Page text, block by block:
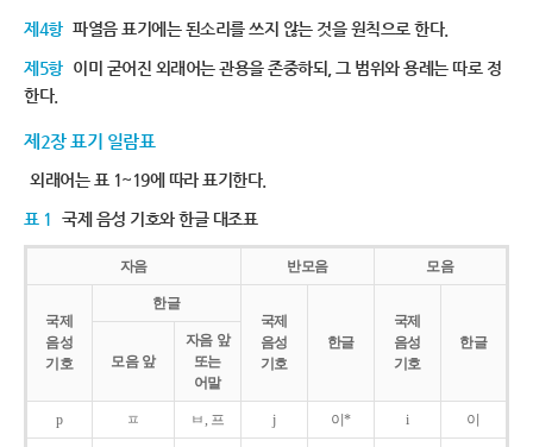
제4항 파열음 표기에는 된소리를 쓰지 않는 것을 원칙으로 한다.
제5항 이미 굳어진 외래어는 관용을 존중하되, 그 범위와 용례는 따로 정
한다.
제2장 표기 일람표
외래어는 표 1~19에 따라 표기한다.
표 1 국제 음성 기호와 한글 대조표
자음 반모음 모음
국제
음성
기호
한글
국제
음성
기호
한글
국제
음성
기호
한글
모음 앞
자음 앞
또는
어말
p ㅍ ㅂ, 프 j 이* i 이